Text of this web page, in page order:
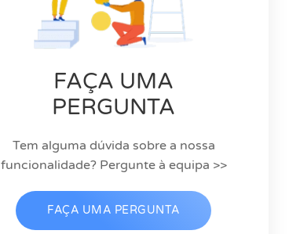
FAÇA UMA
PERGUNTA
Tem alguma dúvida sobre a nossa
funcionalidade? Pergunte à equipa >>
FAÇA UMA PERGUNTA